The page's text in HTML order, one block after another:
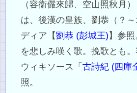
（容衞儼來歸、空山照秋月
は、後漢の皇族、劉恭（？
ディア【劉恭 (彭城王) 】参
を悲しみ嘆く歌。挽歌とも。
ウィキソース「古詩紀 (四庫
照。